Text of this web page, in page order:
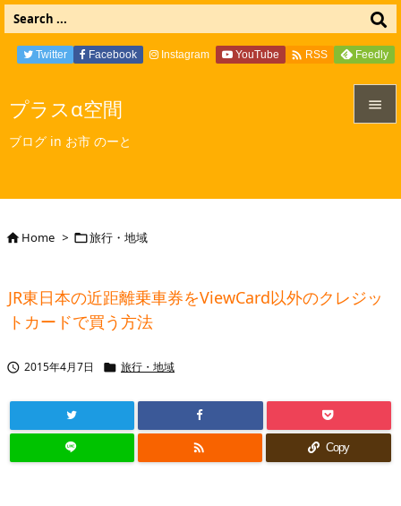
プラスα空間
ブログ in お市 のーと

次へ
Twitter Facebook Instagram YouTube  RSS Feedly
Home > 旅行・地域
JR東日本の近距離乗車券をViewCard以外のクレジッ
トカードで買う方法
 2015年4月7日  旅行・地域
 Copy